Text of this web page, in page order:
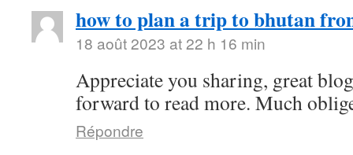
how to plan a trip to bhutan
18 août 2023 at 22 h 16 min
Appreciate you sharing, great
forward to read more. Much
Répondre